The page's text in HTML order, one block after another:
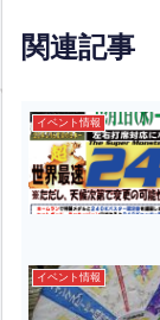
関連記事
イベント情報
イベント情報